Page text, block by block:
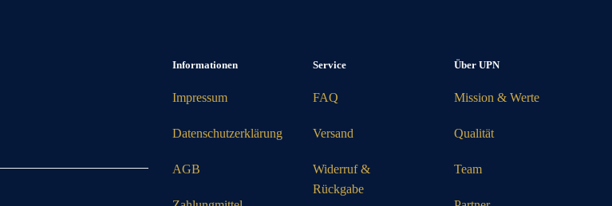
Informationen
Impressum
Datenschutzerklärung
AGB
Service
FAQ
Versand
Widerruf &
Rückgabe
Über UPN
Mission & Werte
Qualität
Team